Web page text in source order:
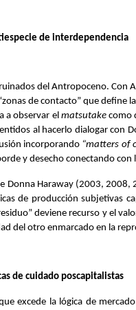
de interdependencia
del Antropoceno. Con
de contacto” que
a observar el matsutake como
al hacerlo dialogar con
incorporando “matters of
y desecho conectando
Donna Haraway (2003,
de producción subjetivas
deviene recurso y el
del otro enmarcado en la
de cuidado poscapitalistas
excede la lógica de